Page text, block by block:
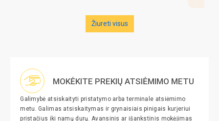
Žiureti visus
MOKĖKITE PREKIŲ ATSIĖMIMO METU
Galimybė atsiskaityti pristatymo arba terminale atsiėmimo
metu. Galimas atsiskaitymas ir grynaisiais pinigais kurjeriui
pristačius iki namų durų. Avansinis ar išankstinis mokėjimas